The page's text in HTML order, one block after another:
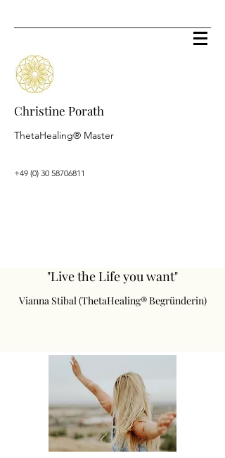
Christine Porath
ThetaHealing® Master
+49 (0) 30 58706811
"Live the Life you want"
Vianna Stibal (ThetaHealing® Begründerin)